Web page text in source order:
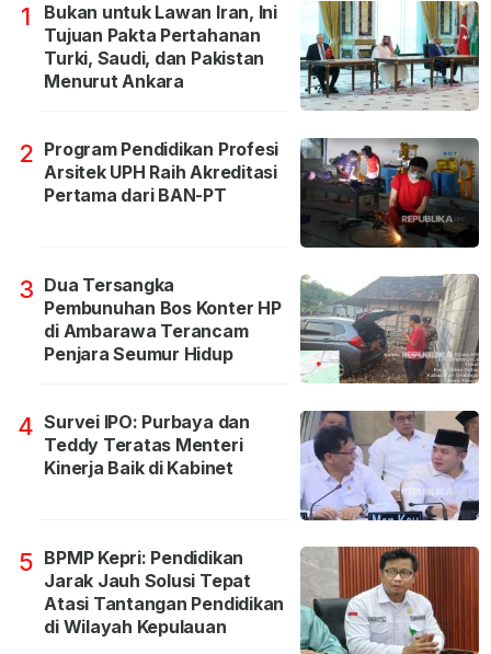
1
Bukan untuk Lawan Iran, Ini
Tujuan Pakta Pertahanan
Turki, Saudi, dan Pakistan
Menurut Ankara
2 Program Pendidikan Profesi
Arsitek UPH Raih Akreditasi
Pertama dari BAN-PT
3 Dua Tersangka
Pembunuhan Bos Konter HP
di Ambarawa Terancam
Penjara Seumur Hidup
4 Survei IPO: Purbaya dan
Teddy Teratas Menteri
Kinerja Baik di Kabinet
5 BPMP Kepri: Pendidikan
Jarak Jauh Solusi Tepat
Atasi Tantangan Pendidikan
di Wilayah Kepulauan